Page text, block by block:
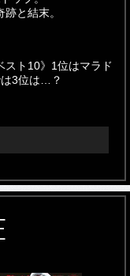
と結末。
スト10》1位はマラド
3位は…？